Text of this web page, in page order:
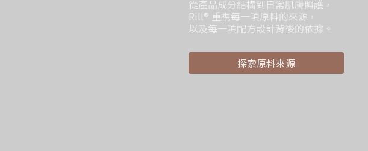
觀察配方與肌膚相處時的反應，
讓日常使用的安心有所依循。
了解安心的依循